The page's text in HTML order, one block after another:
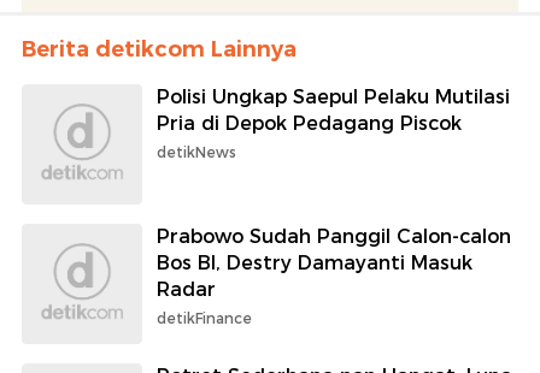
Berita detikcom Lainnya
Polisi Ungkap Saepul Pelaku Mutilasi
Pria di Depok Pedagang Piscok
detikNews
Prabowo Sudah Panggil Calon-calon
Bos BI, Destry Damayanti Masuk
Radar
detikFinance